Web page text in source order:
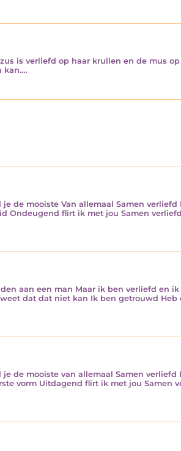
is verliefd op haar krullen en de mus
kan.…
de mooiste Van allemaal Samen
Ondeugend flirt ik met jou Samen
aan een man Maar ik ben verliefd en
dat dat niet kan Ik ben getrouwd
de mooiste van allemaal Samen
vorm Uitdagend flirt ik met jou Samen